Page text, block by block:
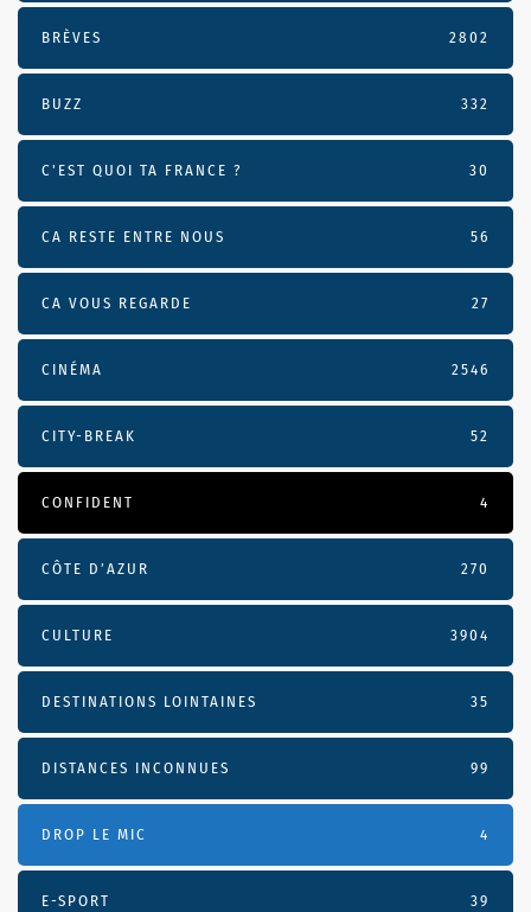
BRÈVES 2802
BUZZ 332
C'EST QUOI TA FRANCE ? 30
CA RESTE ENTRE NOUS 56
CA VOUS REGARDE 27
CINÉMA 2546
CITY-BREAK 52
CONFIDENT 4
CÔTE D’AZUR 270
CULTURE 3904
DESTINATIONS LOINTAINES 35
DISTANCES INCONNUES 99
DROP LE MIC 4
E-SPORT 39